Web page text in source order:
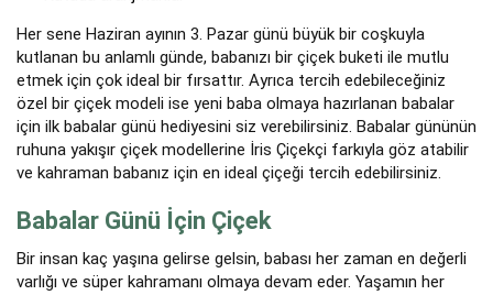
Her sene Haziran ayının 3. Pazar günü büyük bir coşkuyla
kutlanan bu anlamlı günde, babanızı bir çiçek buketi ile mutlu
etmek için çok ideal bir fırsattır. Ayrıca tercih edebileceğiniz
özel bir çiçek modeli ise yeni baba olmaya hazırlanan babalar
için ilk babalar günü hediyesini siz verebilirsiniz. Babalar gününün
ruhuna yakışır çiçek modellerine İris Çiçekçi farkıyla göz atabilir
ve kahraman babanız için en ideal çiçeği tercih edebilirsiniz.
Babalar Günü İçin Çiçek
Bir insan kaç yaşına gelirse gelsin, babası her zaman en değerli
varlığı ve süper kahramanı olmaya devam eder. Yaşamın her